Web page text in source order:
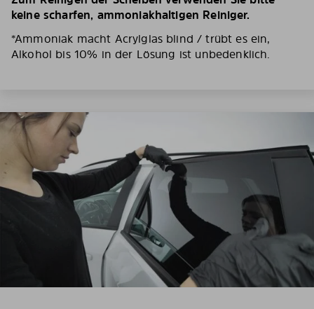
keine scharfen, ammoniakhaltigen Reiniger.
*Ammoniak macht Acrylglas blind / trübt es ein,
Alkohol bis 10% in der Lösung ist unbedenklich.